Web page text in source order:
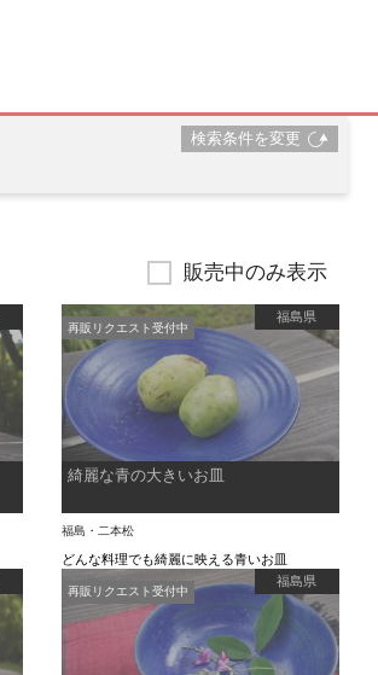
検索条件を変更
販売中のみ表示
福島県
綺麗な青の大きいお皿
福島・二本松
どんな料理でも綺麗に映える青いお皿
再販リクエスト受付中
福島県
再販リクエスト受付中